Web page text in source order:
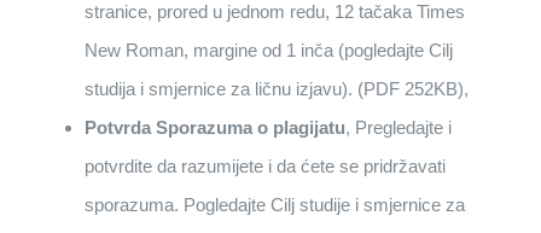
stranice, prored u jednom redu, 12 tačaka Times
New Roman, margine od 1 inča (pogledajte Cilj
studija i smjernice za ličnu izjavu). (PDF 252KB),
Potvrda Sporazuma o plagijatu, Pregledajte i
potvrdite da razumijete i da ćete se pridržavati
sporazuma. Pogledajte Cilj studije i smjernice za